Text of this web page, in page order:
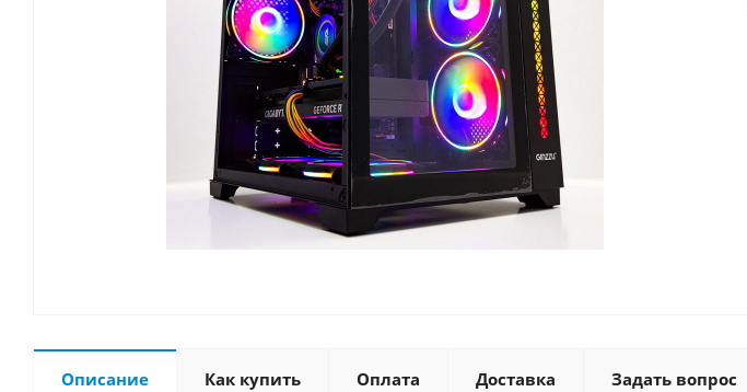
Описание Как купить Оплата Доставка Задать вопрос